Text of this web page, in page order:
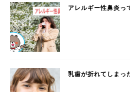
アレルギー性鼻炎っ
乳歯が折れてしまっ